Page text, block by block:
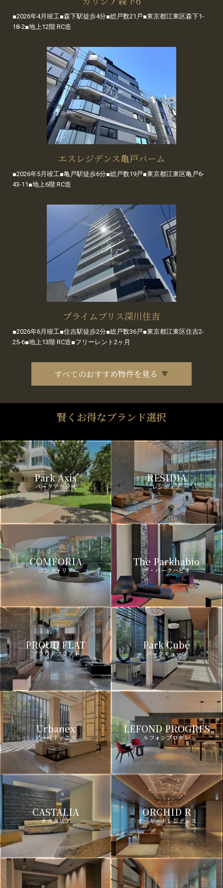
■2026年4月竣工■森下駅徒歩4分■総戸数21戸■東京都江東区森下1-
18-2■地上12階 RC造
エスレジデンス亀戸バーム
■2026年5月竣工■亀戸駅徒歩6分■総戸数19戸■東京都江東区亀戸6-
43-11■地上6階 RC造
プライムブリス深川住吉
■2026年6月竣工■住吉駅徒歩2分■総戸数36戸■東京都江東区住吉2-
25-6■地上13階 RC造■フリーレント2ヶ月
すべてのおすすめ物件を見る
賢くお得なブランド選択
Park Axis
パークアクシス
RESIDIA
レジディア
COMFORIA
コンフォリア
The Parkhabio
ザ・パークハビオ
PROUD FLAT
プラウドフラット
Park Cube
パークキューブ
Urbanex
アーバネックス
LEFOND PROGRES
ルフォンプログレ
CASTALIA
カスタリア
ORCHID R
オーキッドレジデンス